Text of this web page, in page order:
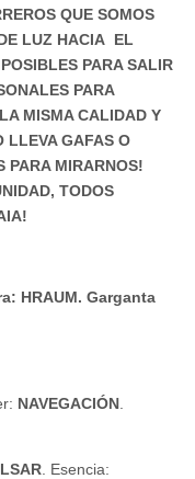
QUE SOMOS
LUZ HACIA EL
PARA SALIR
PARA
MISMA CALIDAD Y
LLEVA GAFAS O
PARA MIRARNOS!
TODOS
HRAUM. Garganta
NAVEGACIÓN
. Esencia: